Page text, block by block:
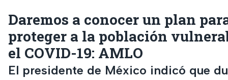
Daremos a conocer un plan
proteger a la población
el COVID-19: AMLO
El presidente de México indicó que